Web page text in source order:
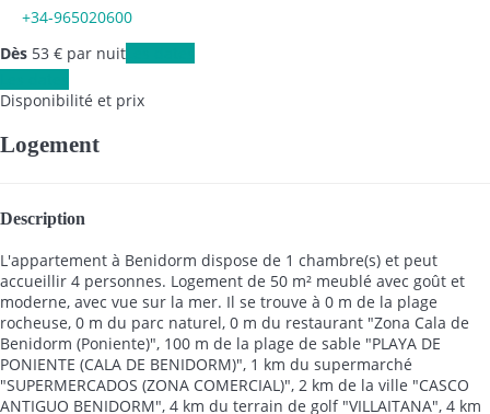
+34-965020600
Dès 53 € par nuit
Disponibilité et prix
Logement
Description
L'appartement à Benidorm dispose de 1 chambre(s) et peut
accueillir 4 personnes. Logement de 50 m² meublé avec goût et
moderne, avec vue sur la mer. Il se trouve à 0 m de la plage
rocheuse, 0 m du parc naturel, 0 m du restaurant "Zona Cala de
Benidorm (Poniente)", 100 m de la plage de sable "PLAYA DE
PONIENTE (CALA DE BENIDORM)", 1 km du supermarché
"SUPERMERCADOS (ZONA COMERCIAL)", 2 km de la ville "CASCO
ANTIGUO BENIDORM", 4 km du terrain de golf "VILLAITANA", 4 km